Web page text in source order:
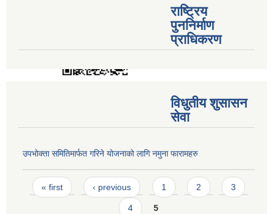
राष्ट्रिय
पुननिर्माण
प्राधिकरण
विधुतीय शुसासन
सेवा
उपभोक्ता समितिमार्फत गरिने योजनाको लागि नमुना फारामहरु
Pages
« first ‹ previous 1 2 3
4 5